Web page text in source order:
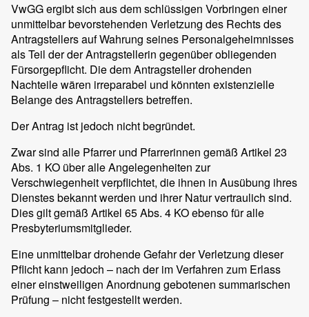
VwGG ergibt sich aus dem schlüssigen Vorbringen einer
unmittelbar bevorstehenden Verletzung des Rechts des
Antragstellers auf Wahrung seines Personalgeheimnisses
als Teil der der Antragstellerin gegenüber obliegenden
Fürsorgepflicht. Die dem Antragsteller drohenden
Nachteile wären irreparabel und könnten existenzielle
Belange des Antragstellers betreffen.
Der Antrag ist jedoch nicht begründet.
Zwar sind alle Pfarrer und Pfarrerinnen gemäß Artikel 23
Abs. 1 KO über alle Angelegenheiten zur
Verschwiegenheit verpflichtet, die ihnen in Ausübung ihres
Dienstes bekannt werden und ihrer Natur vertraulich sind.
Dies gilt gemäß Artikel 65 Abs. 4 KO ebenso für alle
Presbyteriumsmitglieder.
Eine unmittelbar drohende Gefahr der Verletzung dieser
Pflicht kann jedoch – nach der im Verfahren zum Erlass
einer einstweiligen Anordnung gebotenen summarischen
Prüfung – nicht festgestellt werden.